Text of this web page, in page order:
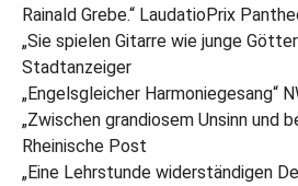
Rainald Grebe.“ LaudatioPrix
„Sie spielen Gitarre wie junge
Stadtanzeiger
„Engelsgleicher Harmoniegesang“
„Zwischen grandiosem Unsinn und
Rheinische Post
„Eine Lehrstunde widerständigen